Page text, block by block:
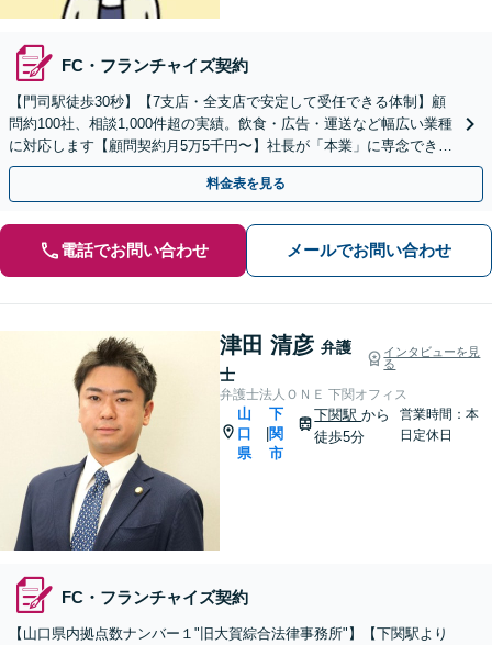
FC・フランチャイズ契約
【門司駅徒歩30秒】【7支店・全支店で安定して受任できる体制】顧
問約100社、相談1,000件超の実績。飲食・広告・運送など幅広い業種
に対応します【顧問契約月5万5千円〜】社長が「本業」に専念できる
環境を提供
料金表を見る
電話でお問い合わせ メールでお問い合わせ
津田 清彦 弁護
士
インタビューを見
る
弁護士法人ＯＮＥ 下関オフィス
山
口
県
下
関
市
下関駅から
徒歩5分
営業時間：本
日定休日
FC・フランチャイズ契約
【山口県内拠点数ナンバー１"旧大賀綜合法律事務所"】【下関駅より